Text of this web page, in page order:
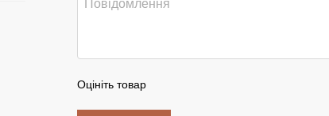
Оцініть товар